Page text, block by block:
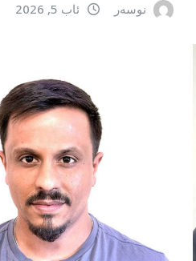
نوسەر ئاب 5, 2026